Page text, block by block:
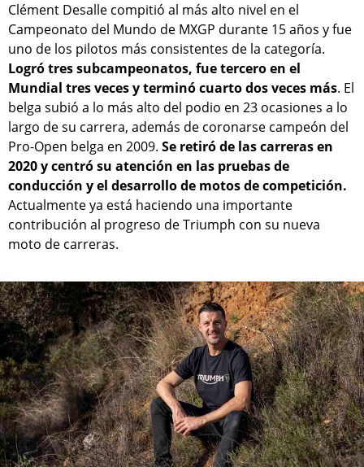
Clément Desalle compitió al más alto nivel en el
Campeonato del Mundo de MXGP durante 15 años y fue
uno de los pilotos más consistentes de la categoría.
Logró tres subcampeonatos, fue tercero en el
Mundial tres veces y terminó cuarto dos veces más. El
belga subió a lo más alto del podio en 23 ocasiones a lo
largo de su carrera, además de coronarse campeón del
Pro-Open belga en 2009. Se retiró de las carreras en
2020 y centró su atención en las pruebas de
conducción y el desarrollo de motos de competición.
Actualmente ya está haciendo una importante
contribución al progreso de Triumph con su nueva
moto de carreras.